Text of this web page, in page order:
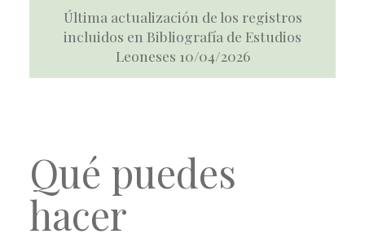
Última actualización de los registros
incluidos en Bibliografía de Estudios
Leoneses 10/04/2026
Qué puedes
hacer